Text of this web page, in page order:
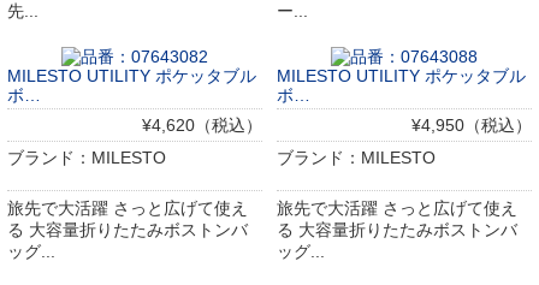
先...
ー...
MILESTO UTILITY ポケッタブル
ボ…
¥4,620（税込）
ブランド：MILESTO
旅先で大活躍 さっと広げて使え
る 大容量折りたたみボストンバ
ッグ...
MILESTO UTILITY ポケッタブル
ボ…
¥4,950（税込）
ブランド：MILESTO
旅先で大活躍 さっと広げて使え
る 大容量折りたたみボストンバ
ッグ...